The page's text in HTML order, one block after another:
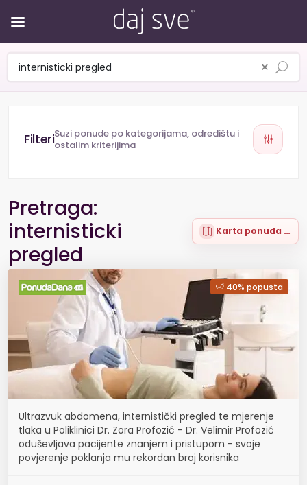
×
Suzi ponude po kategorijama, odredištu i
ostalim kriterijima
Pretraga:
internisticki
pregled
Karta ponuda (5)
40% popusta
Ultrazvuk abdomena, internistički pregled te mjerenje
tlaka u Poliklinici Dr. Zora Profozić - Dr. Velimir Profozić
oduševljava pacijente znanjem i pristupom - svoje
povjerenje poklanja mu rekordan broj korisnika